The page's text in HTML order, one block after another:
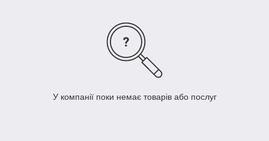
У компанії поки немає товарів або послуг